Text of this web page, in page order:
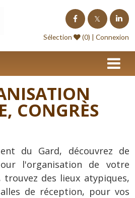
Sélection (0) |Connexion
CONGRÈS
du Gard, découvrez de
l'organisation de votre
trouvez des lieux atypiques,
de réception, pour vos